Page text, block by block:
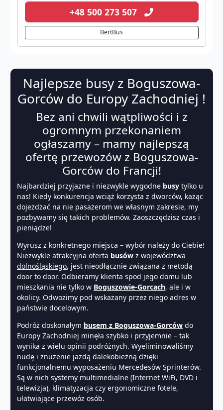
+48 500 273 507
BertBus
Najlepsze busy z Boguszowa-
Gorców do Europy Zachodniej !
Bez ani chwili wątpliwości i z
ogromnym przekonaniem
ogłaszamy – mamy najlepszą
ofertę przewozów z Boguszowa-
Gorców do Francji!
Najbardziej przyjazne i niezwykle wygodne busy tylko u
nas! Kiedy konkurencja wciąż korzysta z dworców, każąc
dojeżdżać na nie pasażerom we własnym zakresie, my
pozbywamy się takich problemów. Zaoszczędzisz czas i
pieniądze!
Wyrusz z konkretnego miejsca – wybór należy do Ciebie!
Niezwykle atrakcyjna oferta busów z województwa
dolnośląskiego, jest nieodłącznie związana z metodą
door to door. Odbieramy klienta spod jego domu lub
mieszkania nie tylko w Boguszowie-Gorcach, ale i w
okolicy. Odwozimy pod wskazany przez niego adres w
państwie docelowym.
Podróż doskonałym busem z Boguszowa-Gorców do
Europy Zachodniej minęła szybko i przyjemnie – tak
wynika z wielu opinii podróżnych. Wyeliminowaliśmy
nudę i znużenie jazdą dalekobieżną dzięki
funkcjonalnemu wyposażeniu Mercedesów Sprinterów.
Są w nich systemy multimedialne (Internet WiFi, DVD i
telewizja), klimatyzacja czy ergonomiczne fotele,
ułatwiające przewóz osób.